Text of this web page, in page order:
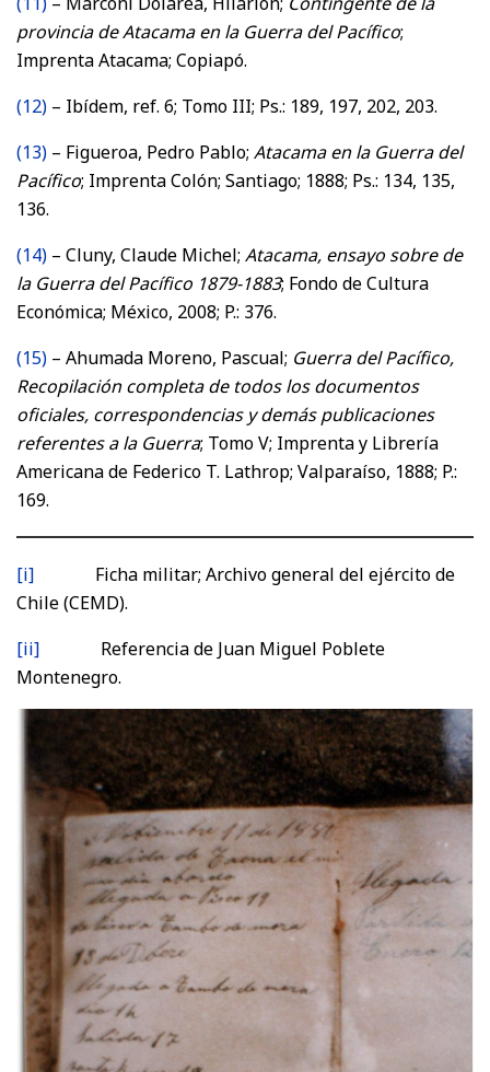
provincia de Atacama en la Guerra del Pacífico;
Imprenta Atacama; Copiapó.
(12) – Ibídem, ref. 6; Tomo III; Ps.: 189, 197, 202, 203.
(13) – Figueroa, Pedro Pablo; Atacama en la Guerra del
Pacífico; Imprenta Colón; Santiago; 1888; Ps.: 134, 135,
136.
(14) – Cluny, Claude Michel; Atacama, ensayo sobre de
la Guerra del Pacífico 1879-1883; Fondo de Cultura
Económica; México, 2008; P.: 376.
(15) – Ahumada Moreno, Pascual; Guerra del Pacífico,
Recopilación completa de todos los documentos
oficiales, correspondencias y demás publicaciones
referentes a la Guerra; Tomo V; Imprenta y Librería
Americana de Federico T. Lathrop; Valparaíso, 1888; P.:
169.
[i] Ficha militar; Archivo general del ejército de
Chile (CEMD).
[ii] Referencia de Juan Miguel Poblete
Montenegro.